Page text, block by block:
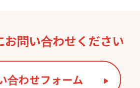
お問い合わせください
合わせフォーム